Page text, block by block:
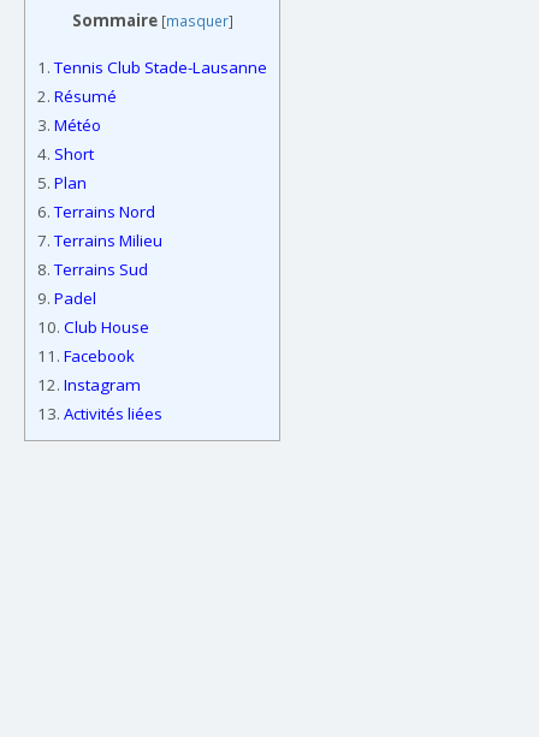
Sommaire [masquer]
1.Tennis Club Stade-Lausanne
2. Résumé
3. Météo
4. Short
5. Plan
6.Terrains Nord
7.Terrains Milieu
8.Terrains Sud
9. Padel
10. Club House
11. Facebook
12. Instagram
13. Activités liées